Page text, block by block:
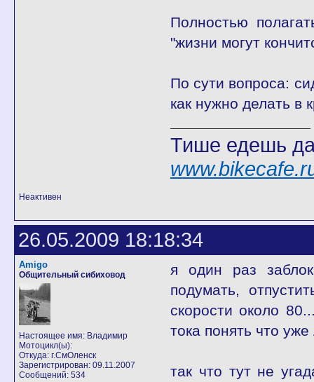
Полностью
"жизни могут
По сути вопроса:
как нужно делать в
Тише едешь
Неактивен
26.05.2009 18:18:34
Amigo
Общительный сибиховод
Настоящее имя: Владимир
Мотоцикл(ы):
Откуда: г.СмОленск
Зарегистрирован: 09.11.2007
Сообщений: 534
я один раз
подумать,
скорости около
тока понять что
так что тут не